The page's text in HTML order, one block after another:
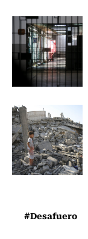
#Desafuero